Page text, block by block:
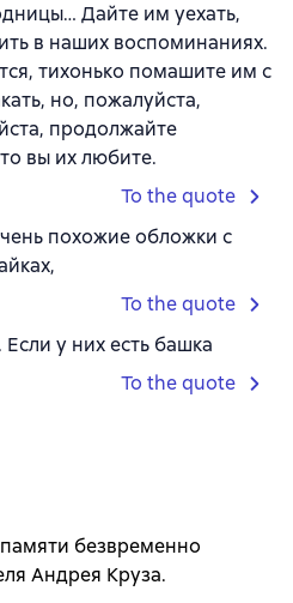
Дайте им уехать,
в наших воспоминаниях.
тихонько помашите им с
но, пожалуйста,
продолжайте
вы их любите.
To the quote
похожие обложки с
To the quote
у них есть башка
To the quote
безвременно
Андрея Круза.